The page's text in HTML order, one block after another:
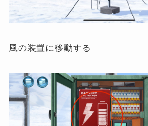
風の装置に移動する